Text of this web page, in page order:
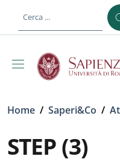
al contenuto
Briciole di pane
Home / Saperi&Co /
STEP (3)